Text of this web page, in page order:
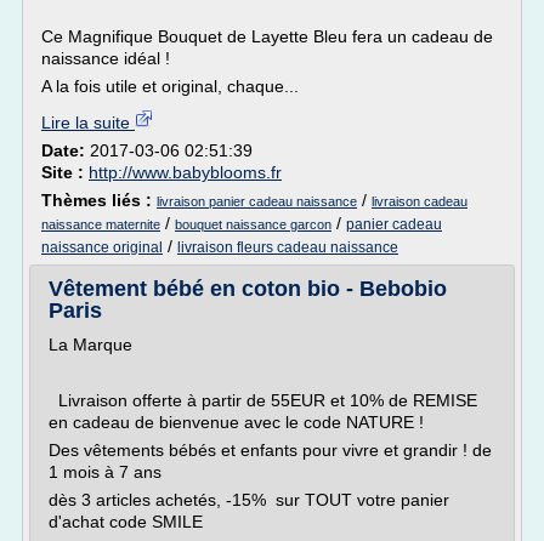
Ce Magnifique Bouquet de Layette Bleu fera un cadeau de
naissance idéal !
A la fois utile et original, chaque...
Lire la suite
Date: 2017-03-06 02:51:39
Site : http://www.babyblooms.fr
Thèmes liés : livraison panier cadeau naissance / livraison cadeau
naissance maternite / bouquet naissance garcon / panier cadeau
naissance original / livraison fleurs cadeau naissance
Vêtement bébé en coton bio - Bebobio
Paris
La Marque
Livraison offerte à partir de 55EUR et 10% de REMISE
en cadeau de bienvenue avec le code NATURE !
Des vêtements bébés et enfants pour vivre et grandir ! de
1 mois à 7 ans
dès 3 articles achetés, -15% sur TOUT votre panier
d'achat code SMILE